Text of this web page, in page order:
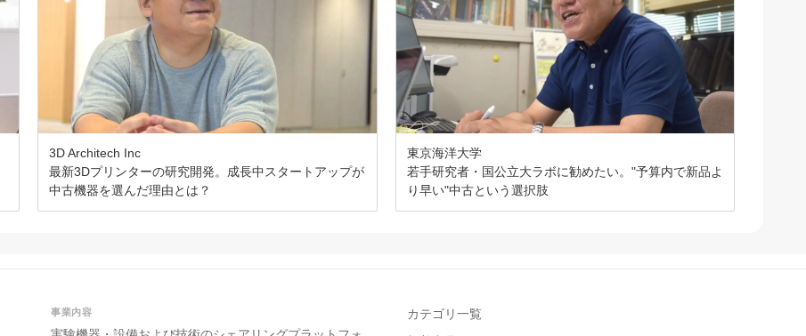
3D Architech Inc
最新3Dプリンターの研究開発。成長中スタートアップが
中古機器を選んだ理由とは？
東京海洋大学
若手研究者・国公立大ラボに勧めたい。"予算内で新品よ
り早い"中古という選択肢
事業内容
カテゴリ一覧